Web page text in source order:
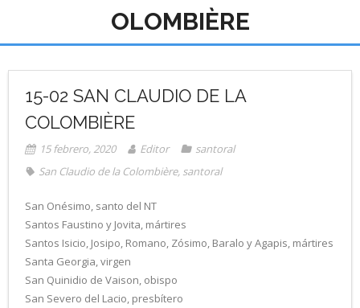
OLOMBIÈRE
15-02 SAN CLAUDIO DE LA
COLOMBIÈRE
15 febrero, 2020 Editor
santoral
San Claudio de la Colombière, santoral
San Onésimo, santo del NT
Santos Faustino y Jovita, mártires
Santos Isicio, Josipo, Romano, Zósimo, Baralo y Agapis, mártires
Santa Georgia, virgen
San Quinidio de Vaison, obispo
San Severo del Lacio, presbítero